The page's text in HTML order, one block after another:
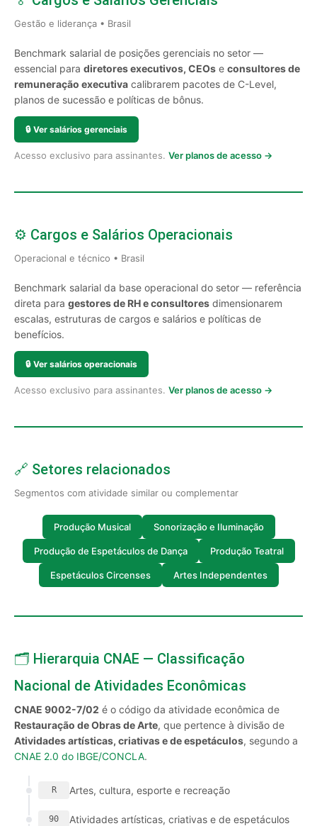
Gestão e liderança • Brasil
Benchmark salarial de posições gerenciais no setor —
essencial para diretores executivos, CEOs e consultores de
remuneração executiva calibrarem pacotes de C-Level,
planos de sucessão e políticas de bônus.
🔒 Ver salários gerenciais
Acesso exclusivo para assinantes. Ver planos de acesso →
⚙️ Cargos e Salários Operacionais
Operacional e técnico • Brasil
Benchmark salarial da base operacional do setor — referência
direta para gestores de RH e consultores dimensionarem
escalas, estruturas de cargos e salários e políticas de
benefícios.
🔒 Ver salários operacionais
Acesso exclusivo para assinantes. Ver planos de acesso →
🔗 Setores relacionados
Segmentos com atividade similar ou complementar
Produção Musical Sonorização e Iluminação
Produção de Espetáculos de Dança Produção Teatral
Espetáculos Circenses Artes Independentes
🗂️ Hierarquia CNAE — Classificação
Nacional de Atividades Econômicas
CNAE 9002-7/02 é o código da atividade econômica de
Restauração de Obras de Arte, que pertence à divisão de
Atividades artísticas, criativas e de espetáculos, segundo a
CNAE 2.0 do IBGE/CONCLA.
R Artes, cultura, esporte e recreação
90 Atividades artísticas, criativas e de espetáculos